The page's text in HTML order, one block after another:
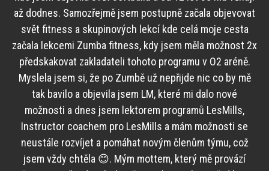
až dodnes. Samozřejmě jsem postupně začala objevovat
svět fitness a skupinových lekcí kde celá moje cesta
začala lekcemi Zumba fitness, kdy jsem měla možnost 2x
předskakovat zakladateli tohoto programu v O2 aréně.
Myslela jsem si, že po Zumbě už nepřijde nic co by mě
tak bavilo a objevila jsem LM, které mi dalo nové
možnosti a dnes jsem lektorem programů LesMills,
Instructor coachem pro LesMills a mám možnosti se
neustále rozvíjet a pomáhat novým členům týmu, což
jsem vždy chtěla 😊. Mým mottem, který mě provází